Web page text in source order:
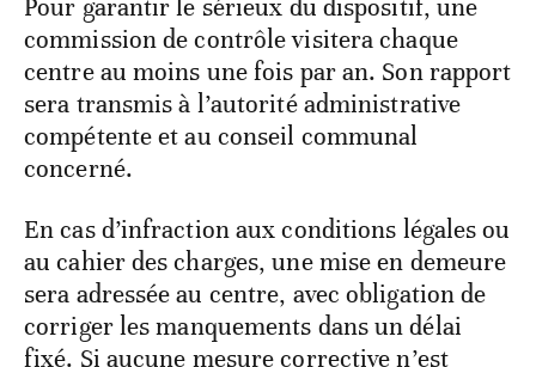
Pour garantir le sérieux du dispositif, une
commission de contrôle visitera chaque
centre au moins une fois par an. Son rapport
sera transmis à l’autorité administrative
compétente et au conseil communal
concerné.
En cas d’infraction aux conditions légales ou
au cahier des charges, une mise en demeure
sera adressée au centre, avec obligation de
corriger les manquements dans un délai
fixé. Si aucune mesure corrective n’est